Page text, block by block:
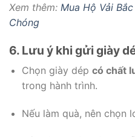
Xem thêm: Mua Hộ Vải
Chóng
6. Lưu ý khi gửi giày
Chọn giày dép có chất
trong hành trình.
Nếu làm quà, nên chọn